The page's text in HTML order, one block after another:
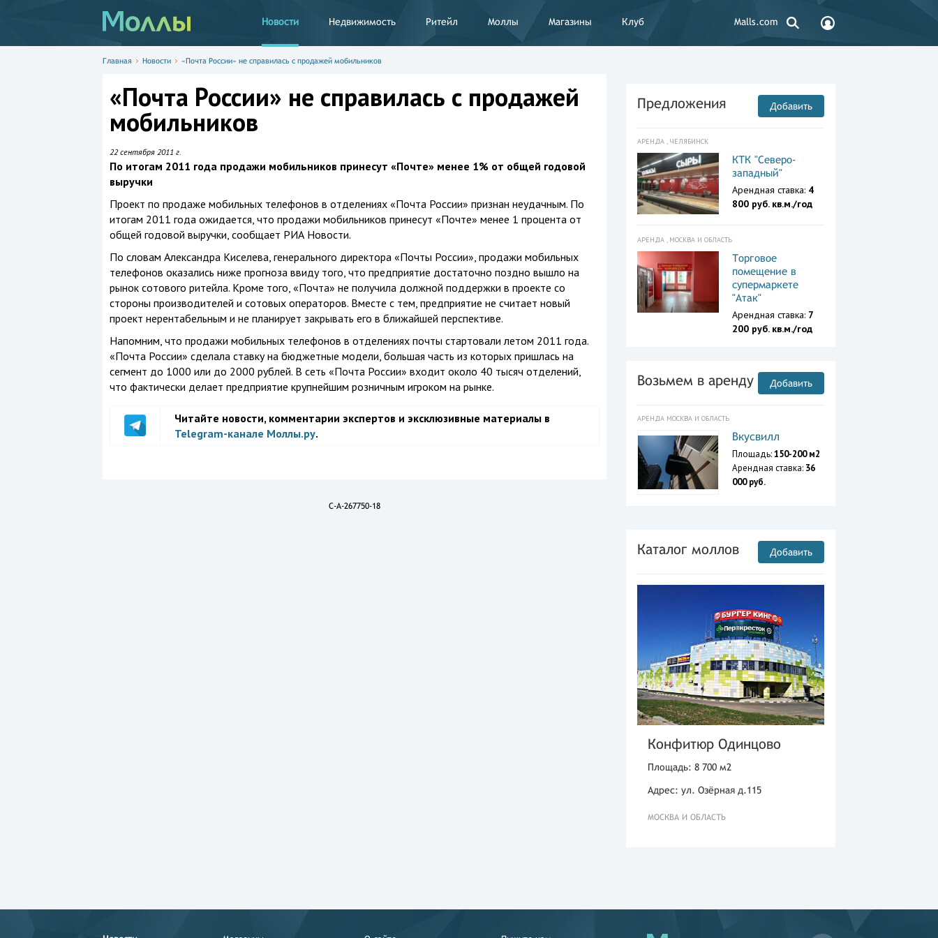
Новости Недвижимость Ритейл Моллы Магазины Клуб Malls.com
Главная Новости «Почта России» не справилась с продажей мобильников
«Почта России» не справилась с продажей
мобильников
22 сентября 2011 г.
По итогам 2011 года продажи мобильников принесут «Почте» менее 1% от общей годовой
выручки
Проект по продаже мобильных телефонов в отделениях «Почта России» признан неудачным. По
итогам 2011 года ожидается, что продажи мобильников принесут «Почте» менее 1 процента от
общей годовой выручки, сообщает РИА Новости.
По словам Александра Киселева, генерального директора «Почты России», продажи мобильных
телефонов оказались ниже прогноза ввиду того, что предприятие достаточно поздно вышло на
рынок сотового ритейла. Кроме того, «Почта» не получила должной поддержки в проекте со
стороны производителей и сотовых операторов. Вместе с тем, предприятие не считает новый
проект нерентабельным и не планирует закрывать его в ближайшей перспективе.
Напомним, что продажи мобильных телефонов в отделениях почты стартовали летом 2011 года.
«Почта России» сделала ставку на бюджетные модели, большая часть из которых пришлась на
сегмент до 1000 или до 2000 рублей. В сеть «Почта России» входит около 40 тысяч отделений,
что фактически делает предприятие крупнейшим розничным игроком на рынке.
Читайте новости, комментарии экспертов и эксклюзивные материалы в
Telegram-канале Моллы.ру.
C-A-267750-18
Предложения Добавить
АРЕНДА , ЧЕЛЯБИНСК
КТК "Северо-
западный"
Арендная ставка: 4
800 руб. кв.м./год
АРЕНДА , МОСКВА И ОБЛАСТЬ
Торговое
помещение в
супермаркете
"Атак"
Арендная ставка: 7
200 руб. кв.м./год
Возьмем в аренду Добавить
АРЕНДА МОСКВА И ОБЛАСТЬ
Вкусвилл
Площадь:150-200 м2
Арендная ставка: 36
000 руб.
Каталог моллов Добавить
Конфитюр Одинцово
Площадь: 8 700 м2
Адрес: ул. Озёрная д.115
МОСКВА И ОБЛАСТЬ